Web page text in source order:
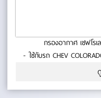
กรองอากาศ เชฟโร
- ใช้กับรถ CHEV
สินค้าคุณภาพ- มาต